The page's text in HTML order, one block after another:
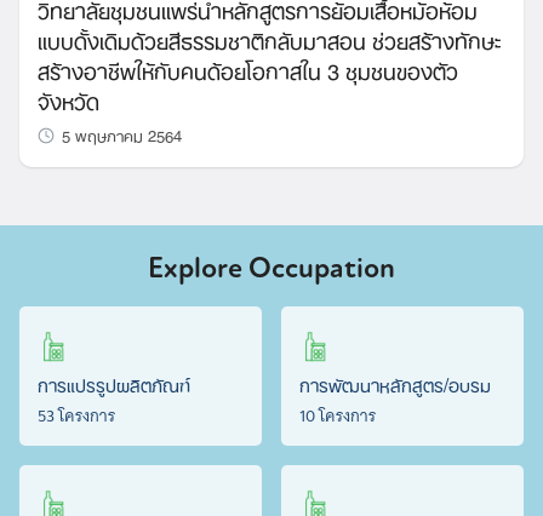
แบบดั้งเดิมด้วยสีธรรมชาติกลับมาสอน ช่วยสร้างทักษะ
สร้างอาชีพให้กับคนด้อยโอกาสใน 3 ชุมชนของตัว
จังหวัด
5 พฤษภาคม 2564
Explore Occupation
การแปรรูปผลิตภัณฑ์
53 โครงการ
การพัฒนาหลักสูตร/อบรม
10 โครงการ